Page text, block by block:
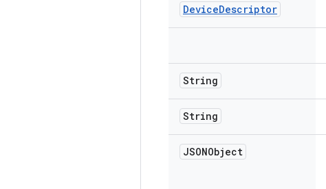
DeviceDescriptor
String
String
JSONObject